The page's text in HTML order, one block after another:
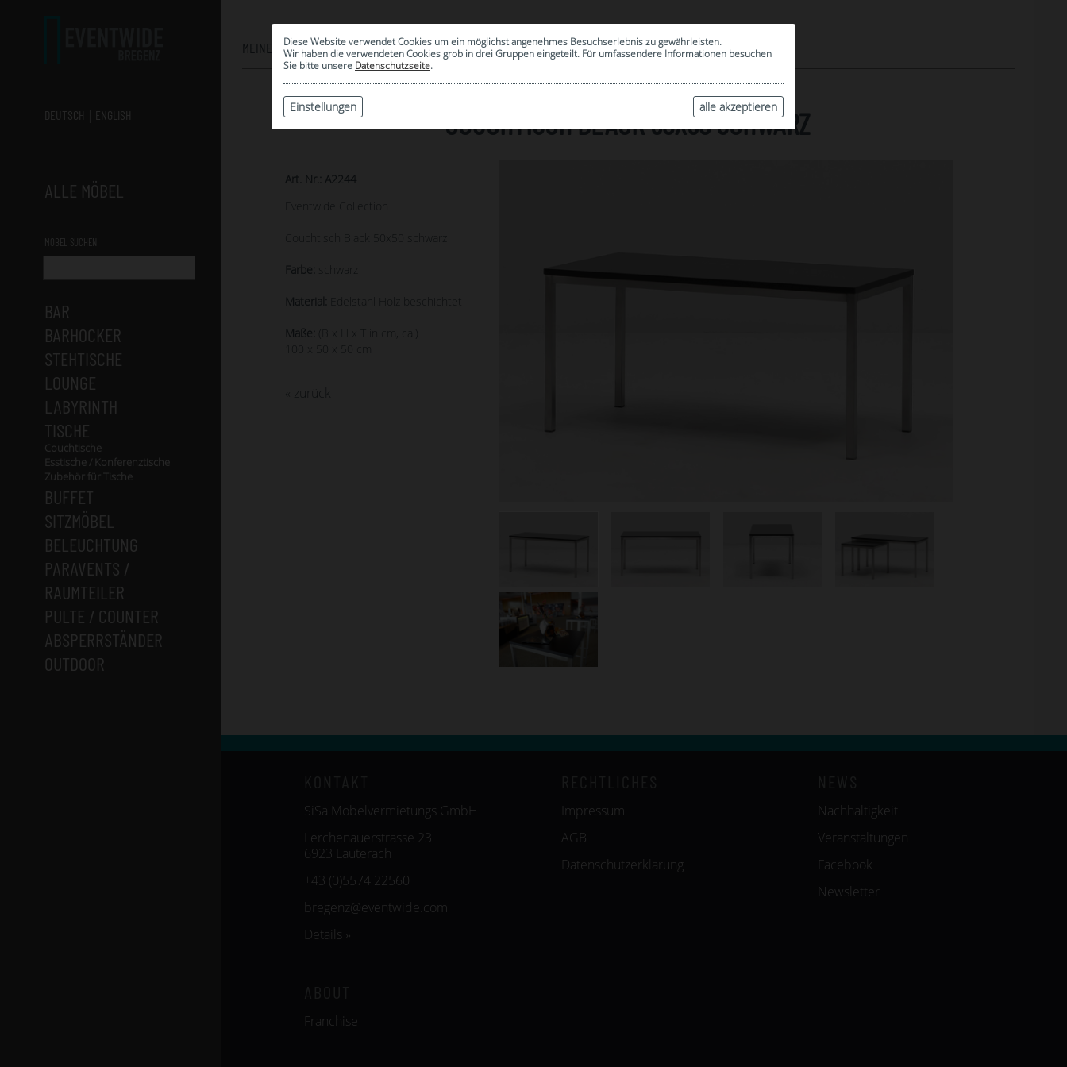
Diese Website verwendet Cookies um ein möglichst angenehmes Besuchserlebnis zu gewährleisten.
Wir haben die verwendeten Cookies grob in drei Gruppen eingeteilt. Für umfassendere Informationen besuchen
Sie bitte unsere Datenschutzseite.
alle akzeptieren
Einstellungen
DEUTSCH ENGLISH
ALLE MÖBEL
MÖBEL SUCHEN
BAR
BARHOCKER
STEHTISCHE
LOUNGE
LABYRINTH
TISCHE
Couchtische
Esstische / Konferenztische
Zubehör für Tische
BUFFET
SITZMÖBEL
BELEUCHTUNG
PARAVENTS /
RAUMTEILER
PULTE / COUNTER
ABSPERRSTÄNDER
OUTDOOR
MEINE AUSWAHL
0
| ARCHIV
COUCHTISCH BLACK 50X50 SCHWARZ
Art. Nr.: A2244
Eventwide Collection
Couchtisch Black 50x50 schwarz
Farbe: schwarz
Material: Edelstahl Holz beschichtet
Maße:
(B x H x T in cm, ca.)
« zurück
SiSa Möbelvermietungs GmbH
Lerchenauerstrasse 23
6923 Lauterach
+43 (0)5574 22560
bregenz@eventwide.com
Details »
Impressum
AGB
Datenschutzerklärung
Nachhaltigkeit
Veranstaltungen
Facebook
Newsletter
Franchise